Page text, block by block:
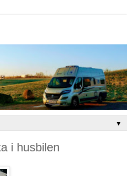
▼
i husbilen